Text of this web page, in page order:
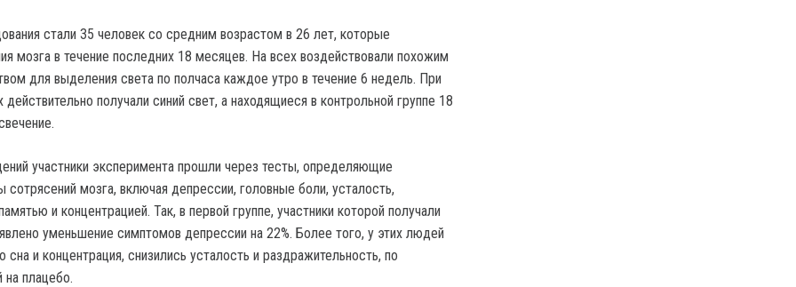
стали 35 человек со средним возрастом в 26 лет, которые
мозга в течение последних 18 месяцев. На всех воздействовали похожим
для выделения света по полчаса каждое утро в течение 6 недель. При
получали синий свет, а находящиеся в контрольной группе 18
участники эксперимента прошли через тесты, определяющие
мозга, включая депрессии, головные боли, усталость,
и концентрацией. Так, в первой группе, участники которой получали
уменьшение симптомов депрессии на 22%. Более того, у этих людей
сна и концентрация, снизились усталость и раздражительность, по
на плацебо.